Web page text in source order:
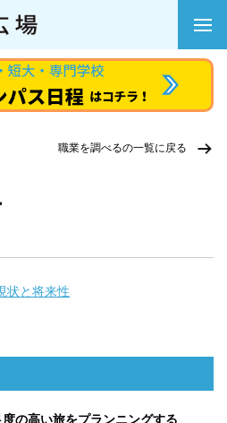
職業を調べるの一覧に戻る
状と将来性
の高い旅をプランニングする